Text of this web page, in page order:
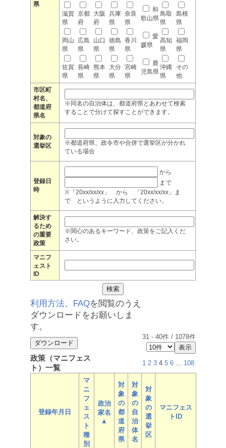
県
滋賀
県
京都
府
大阪
府
兵庫
県
奈良
県
和
歌山県
鳥取
県
島根
県
岡山
県
広島
県
山口
県
徳島
県
香川
県
愛
媛県
高知
県
福岡
県
佐賀
県
長崎
県
熊本
県
大分
県
宮崎
県
鹿
児島県
沖縄
県
その
他
市区町
村名、
都道府
県名
※同名の自治体は、都道府県とあわせて検索
することで分けて探すことができます。
対象の
選挙区
※都道府県、政令市や合併で選挙区が分かれ
ている場合
登録日
時
から
まで
※「20xx/xx/xx」 から 「20xx/xx/xx」ま
で というように入力してください。
解決す
るため
の重要
政策
※関心のあるキーワード、政策をご記入くだ
さい。
マニフ
ェスト
ID
利用方法、 FAQを閲覧のうえ
ダウンロードをお願いしま
す。
31 - 40件 / 1078件
政策（マニフェス
ト）一覧
1 2 3 4 5 6 ... 108
登録年月日
マ
ニ
フ
ェ
ス
ト
種
別
政治
家名
▲
対
象
の
都
道
府
県
対
象
の
自
治
体
名
対
象
の
選
挙
区
マニフェス
トID